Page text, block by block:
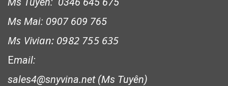
Ms Mai: 0907 609 765
Ms Vivian: 0982 755 635
Email:
sales4@snyvina.net (Ms Tuyên)